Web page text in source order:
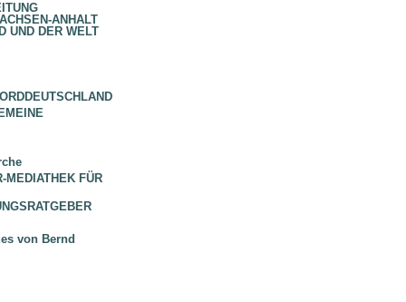
ANHALT
UND DER WELT
FÜR
von Bernd